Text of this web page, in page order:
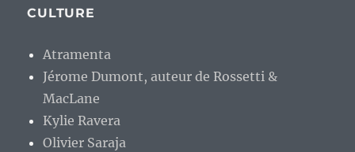
CULTURE
Atramenta
Jérome Dumont, auteur de Rossetti &
MacLane
Kylie Ravera
Olivier Saraja